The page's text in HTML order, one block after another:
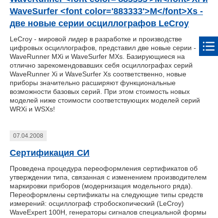
WaveSurfer <font color='883333'>M</font>Xs -
две новые серии осциллографов LeCroy
LeCroy - мировой лидер в разработке и производстве
цифровых осциллографов, представил две новые серии -
WaveRunner MXi и WaveSurfer MXs. Базирующиеся на
отлично зарекомендовавших себя осциллографах серий
WaveRunner Xi и WaveSurfer Xs соответственно, новые
приборы значительно расширяют функциональные
возможности базовых серий. При этом стоимость новых
моделей ниже стоимости соответствующих моделей серий
WRXi и WSXs!
07.04.2008
Сертификация СИ
Проведена процедура переоформления сертификатов об
утверждении типа, связанная с изменением производителем
маркировки приборов (модернизация модельного ряда).
Переоформлены сертификаты на следующие типы средств
измерений: осциллограф стробоскопический (LeCroy)
WaveExpert 100H, генераторы сигналов специальной формы